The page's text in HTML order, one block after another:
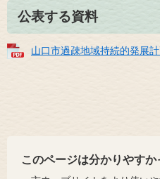
公表する資料
山口市過疎地域持続的発展
このページは分かりやすか